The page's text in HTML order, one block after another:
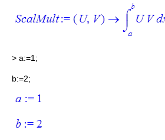
> a:=1;
b:=2;